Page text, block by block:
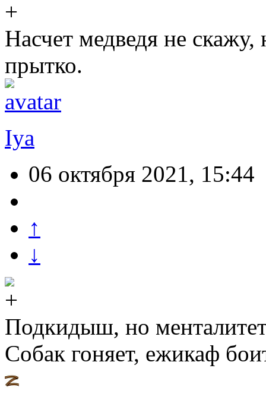
Насчет медведя не скажу,
прытко.
Iya
06 октября 2021, 15:44
↑
↓
Подкидыш, но
Собак гоняет, ежикаф